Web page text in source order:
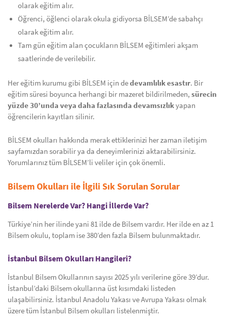
olarak eğitim alır.
Öğrenci, öğlenci olarak okula gidiyorsa BİLSEM’de sabahçı
olarak eğitim alır.
Tam gün eğitim alan çocukların BİLSEM eğitimleri akşam
saatlerinde de verilebilir.
Her eğitim kurumu gibi BİLSEM için dedevamlılık esastır. Bir
eğitim süresi boyunca herhangi bir mazeret bildirilmeden, sürecin
yüzde 30’unda veya daha fazlasında devamsızlıkyapan
öğrencilerin kayıtları silinir.
BİLSEM okulları hakkında merak ettiklerinizi her zaman iletişim
sayfamızdan sorabilir ya da deneyimlerinizi aktarabilirsiniz.
Yorumlarınız tüm BİLSEM’li veliler için çok önemli.
Bilsem Okulları ile İlgili Sık Sorulan Sorular
Bilsem Nerelerde Var? Hangi İllerde Var?
Türkiye’nin her ilinde yani 81 ilde de Bilsem vardır. Her ilde en az 1
Bilsem okulu, toplam ise 380’den fazla Bilsem bulunmaktadır.
İstanbul Bilsem Okulları Hangileri?
İstanbul Bilsem Okullarının sayısı 2025 yılı verilerine göre 39’dur.
İstanbul’daki Bilsem okullarına üst kısımdaki listeden
ulaşabilirsiniz. İstanbul Anadolu Yakası ve Avrupa Yakası olmak
üzere tüm İstanbul Bilsem okulları listelenmiştir.